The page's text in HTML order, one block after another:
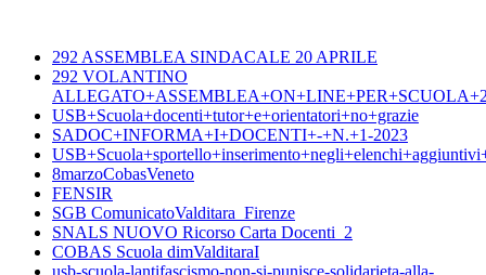
292 ASSEMBLEA SINDACALE 20 APRILE
292 VOLANTINO
USB+Scuola+docenti+tutor+e+orientatori+no+grazie
SADOC+INFORMA+I+DOCENTI+-+N.+1-2023
8marzoCobasVeneto
FENSIR
SGB ComunicatoValditara_Firenze
SNALS NUOVO Ricorso Carta Docenti_2
COBAS Scuola dimValditaraI